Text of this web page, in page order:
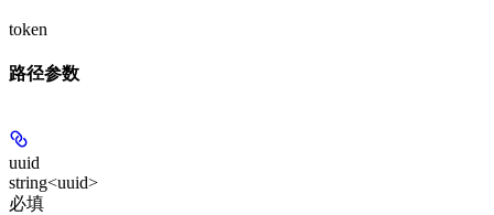
token
路径参数
uuid
string<uuid>
必填